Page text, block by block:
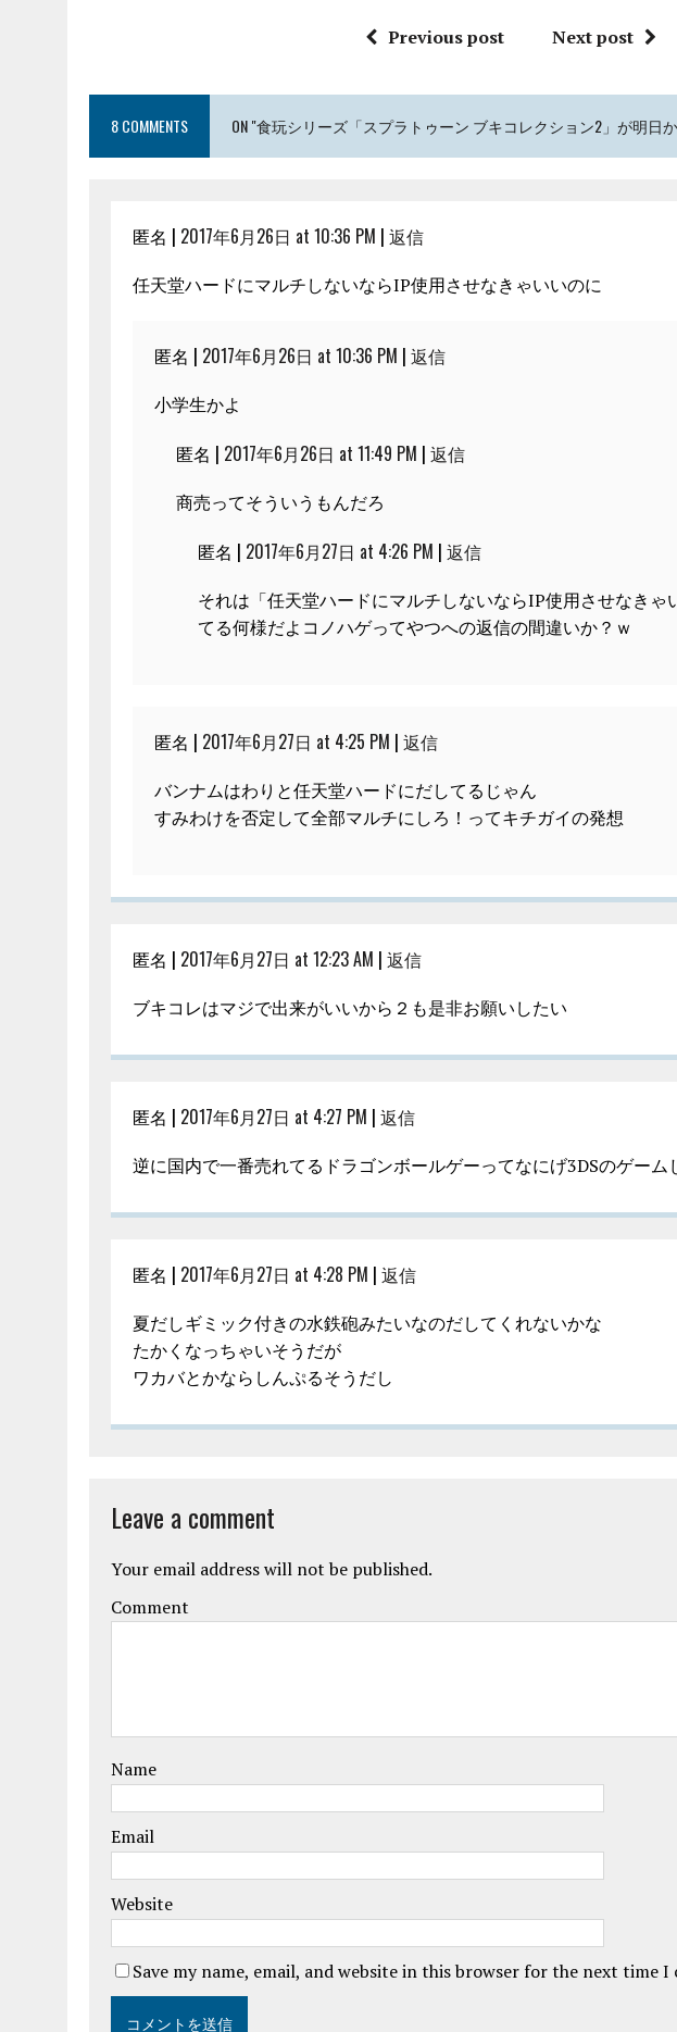
Previous post Next post
8 COMMENTS ON "食玩シリーズ「スプラトゥーン ブキコレクション2」が明日
匿名 | 2017年6月26日 at 10:36 PM | 返信
任天堂ハードにマルチしないならIP使用させなきゃいいのに
匿名 | 2017年6月26日 at 10:36 PM | 返信
小学生かよ
匿名 | 2017年6月26日 at 11:49 PM | 返信
商売ってそういうもんだろ
匿名 | 2017年6月27日 at 4:26 PM | 返信
それは「任天堂ハードにマルチしないならIP使用させなきゃ
てる何様だよコノハゲってやつへの返信の間違いか？ｗ
匿名 | 2017年6月27日 at 4:25 PM | 返信
バンナムはわりと任天堂ハードにだしてるじゃん
すみわけを否定して全部マルチにしろ！ってキチガイの発想
匿名 | 2017年6月27日 at 12:23 AM | 返信
ブキコレはマジで出来がいいから２も是非お願いしたい
匿名 | 2017年6月27日 at 4:27 PM | 返信
逆に国内で一番売れてるドラゴンボールゲーってなにげ3DSのゲーム
匿名 | 2017年6月27日 at 4:28 PM | 返信
夏だしギミック付きの水鉄砲みたいなのだしてくれないかな
たかくなっちゃいそうだが
ワカバとかならしんぷるそうだし
Leave a comment
Your email address will not be published.
Comment
Name
Email
Website
Save my name, email, and website in this browser for the next time I